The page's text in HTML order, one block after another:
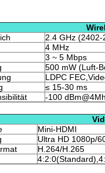
2.4 GHz (2402-
4 MHz
3 ~ 5 Mbps
500 mW (Luft-
LDPC
≤ 15-30 ms
-100
Mini-HDMI
Ultra HD 1080p/
H.264/H.265